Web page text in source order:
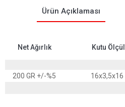
Ürün Açıklaması
Net Ağırlık Kutu
200 GR +/-%5 16x3,5x16